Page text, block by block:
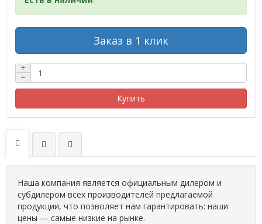
Заказ в 1 клик
+
−
Купить
Наша компания является официальным дилером и
субдилером всех производителей предлагаемой
продукции, что позволяет нам гарантировать: наши
цены — самые низкие на рынке.